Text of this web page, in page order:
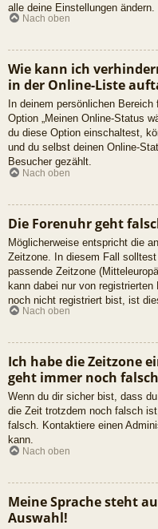
alle deine Einstellungen ändern.
Nach oben
Wie kann ich
in der Online-Liste
In deinem persönlichen
Option „Meinen Online-Status
du diese Option einschaltest,
und du selbst deinen Online-
Besucher gezählt.
Nach oben
Die Forenuhr geht
Möglicherweise entspricht die
Zeitzone. In diesem Fall
passende Zeitzone
kann dabei nur von registrierten
noch nicht registriert bist, ist
Nach oben
Ich habe die Zeitzone
geht immer noch
Wenn du dir sicher bist, dass
die Zeit trotzdem noch falsch
falsch. Kontaktiere einen
kann.
Nach oben
Meine Sprache steht
Auswahl!